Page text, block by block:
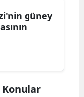
Ordu
güney